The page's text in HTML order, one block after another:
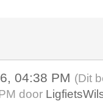
04:38 PM (Dit
door